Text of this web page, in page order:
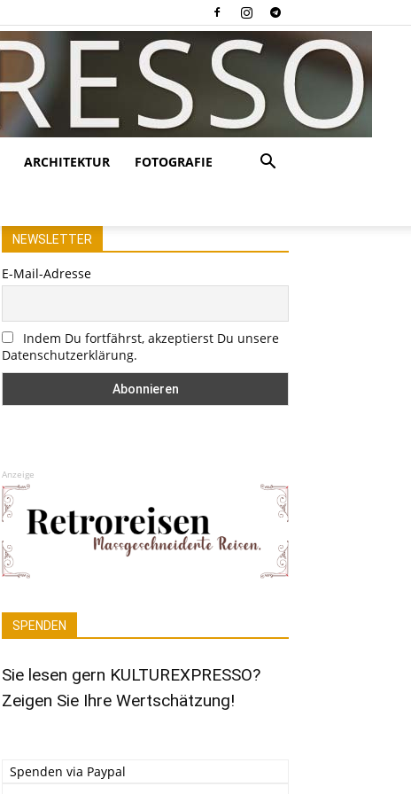
ARCHITEKTUR FOTOGRAFIE
NEWSLETTER
E-Mail-Adresse
Indem Du fortfährst, akzeptierst Du unsere
Datenschutzerklärung.
Anzeige
SPENDEN
Sie lesen gern KULTUREXPRESSO?
Zeigen Sie Ihre Wertschätzung!
Spenden via Paypal